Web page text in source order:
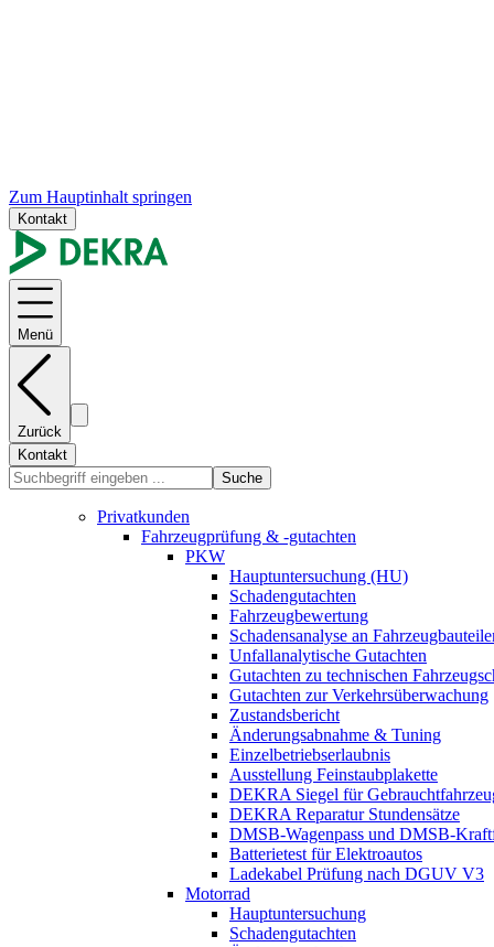
Zum Hauptinhalt springen
Kontakt
Menü
Zurück
Kontakt
Suche
Privatkunden
Fahrzeugprüfung & -gutachten
PKW
Hauptuntersuchung (HU)
Schadengutachten
Fahrzeugbewertung
Schadensanalyse an
Unfallanalytische Gutachten
Gutachten zu technischen
Gutachten zur Verkehrsüberwachung
Zustandsbericht
Änderungsabnahme & Tuning
Einzelbetriebserlaubnis
Ausstellung Feinstaubplakette
DEKRA Siegel für
DEKRA Reparatur Stundensätze
DMSB-Wagenpass und DMSB-
Batterietest für Elektroautos
Ladekabel Prüfung nach DGUV V3
Motorrad
Hauptuntersuchung
Schadengutachten